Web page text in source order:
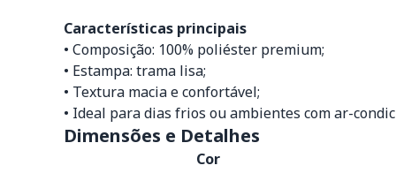
Características principais
• Composição: 100% poliéster premium;
• Estampa: trama lisa;
• Textura macia e confortável;
• Ideal para dias frios ou ambientes com ar-
Dimensões e Detalhes
Cor